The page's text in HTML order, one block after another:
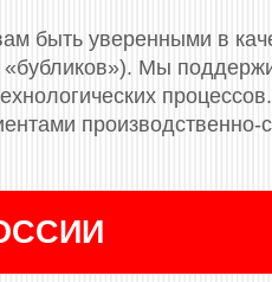
быть уверенными в
«бубликов»). Мы
производственно-